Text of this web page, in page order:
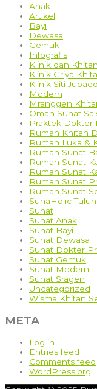
Anak
Artikel
Bayi
Dewasa
Gemuk
Infografis
Klinik dan
Klinik Griya
Klinik Siti
Modern
Mranggen
Omah Sunat
Praktek Dokter
Rumah Khitan
Rumah Luka &
Rumah Sunat
Rumah Sunat
Rumah Sunat
Rumah Sunat
Rumah Sunat
SunaHolic
Sunat
Sunat Anak
Sunat Bayi
Sunat Dewasa
Sunat Dokter
Sunat Gemuk
Sunat Modern
Sunat Sragen
Uncategorized
Wisma Khitan
META
Log in
Entries feed
Comments feed
WordPress.org